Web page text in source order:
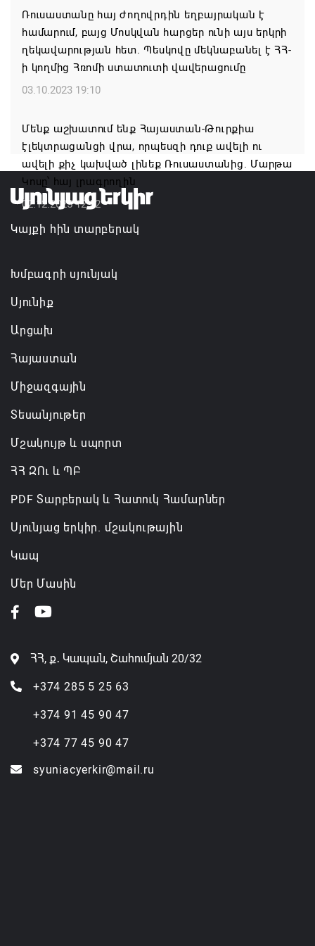
Կաթողիկոսի և 6 եպիսկոպոսի գործով դատական
նիստը կանցկացվի դռնփակ
07.08.2026 16:34
ՀՐԱՎԻՐՈՒՄ ԵՆՔ ՄԻԱՍԻՆ ՆՇԵԼՈՒ ՏԱՇՏՈՒՆ
07.08.2026 16:21
Կապան համայնքի ղեկավար Գևորգ Փարսյանի
նախաձեռնությամբ ճանապարհաշինական
մեծածավալ աշխատանքներ՝ գյուղական
բնակավայրերում
Ռուսաստանը հայ ժողովրդին եղբայրական է
համարում, բայց Մոսկվան հարցեր ունի այս երկրի
ղեկավարության հետ. Պեսկովը մեկնաբանել է ՀՀ-
ի կողմից Հռոմի ստատուտի վավերացումը
03.10.2023 19:10
Մենք աշխատում ենք Հայաստան-Թուրքիա
էլեկտրացանցի վրա, որպեսզի դուք ավելի ու
ավելի քիչ կախված լինեք Ռուսաստանից. Մարթա
Կոսը՝ հայ լրագրողին
02.12.2025 12:52
Կայքի հին տարբերակ
Խմբագրի սյունյակ
Սյունիք
Արցախ
Հայաստան
Միջազգային
Տեսանյութեր
Մշակույթ և սպորտ
ՀՀ ԶՈւ և ՊԲ
PDF Տարբերակ և Հատուկ Համարներ
Սյունյաց երկիր. մշակութային
Կապ
Մեր Մասին
ՀՀ, ք․ Կապան, Շահումյան 20/32
+374 285 5 25 63
+374 91 45 90 47
+374 77 45 90 47
syuniacyerkir@mail.ru